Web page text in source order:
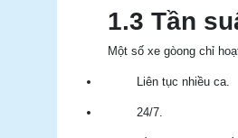
1.3 Tần
Một số xe gòong chỉ
Liên tục nhiều ca.
24/7.